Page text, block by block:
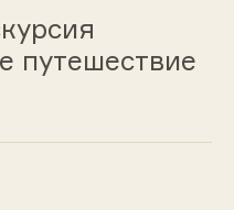
путешествие